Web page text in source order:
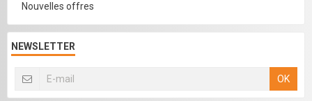
Nouvelles offres
NEWSLETTER
OK